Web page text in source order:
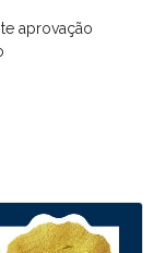
aprovação